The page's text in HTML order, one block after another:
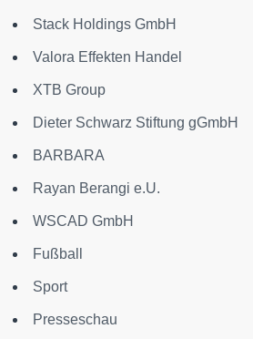
Stack Holdings GmbH
Valora Effekten Handel
XTB Group
Dieter Schwarz Stiftung gGmbH
BARBARA
Rayan Berangi e.U.
WSCAD GmbH
Fußball
Sport
Presseschau